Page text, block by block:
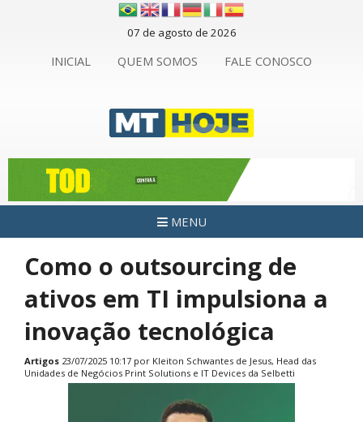
07 de agosto de 2026
INICIAL QUEM SOMOS FALE CONOSCO
MENU
Como o outsourcing de
ativos em TI impulsiona a
inovação tecnológica
Artigos 23/07/2025 10:17 por Kleiton Schwantes de Jesus, Head das
Unidades de Negócios Print Solutions e IT Devices da Selbetti